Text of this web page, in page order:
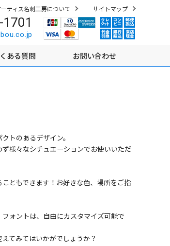
ーティス名刺工房について サイトマップ
ある質問 お問い合わせ
トのあるデザイン。
様々なシチュエーションでお使いいただ
ともできます！お好きな色、場所をご指
ォントは、自由にカスタマイズ可能で
てみてはいかがでしょうか？